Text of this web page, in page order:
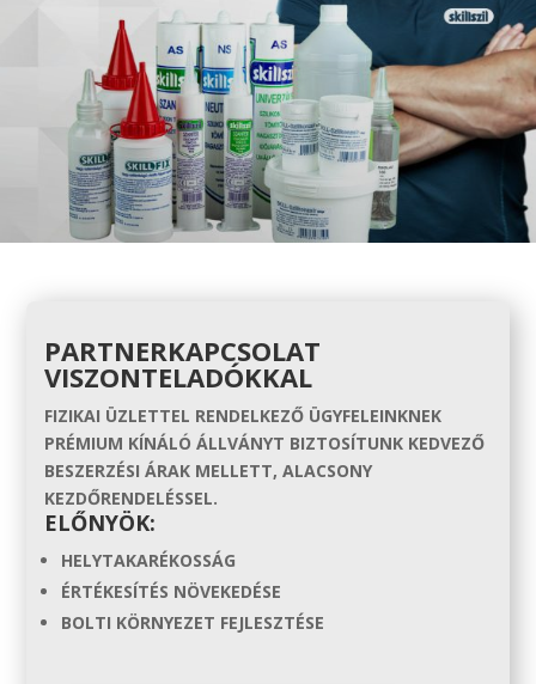
PARTNERKAPCSOLAT
VISZONTELADÓKKAL
FIZIKAI ÜZLETTEL RENDELKEZŐ ÜGYFELEINKNEK
PRÉMIUM KÍNÁLÓ ÁLLVÁNYT BIZTOSÍTUNK KEDVEZŐ
BESZERZÉSI ÁRAK MELLETT, ALACSONY
KEZDŐRENDELÉSSEL.
ELŐNYÖK:
HELYTAKARÉKOSSÁG
ÉRTÉKESÍTÉS NÖVEKEDÉSE
BOLTI KÖRNYEZET FEJLESZTÉSE